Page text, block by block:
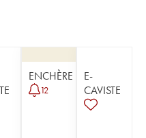
ENCHÈRE
12
E-
CAVISTE